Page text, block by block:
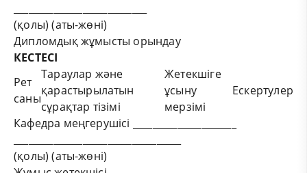
(қолы) (аты-жөні)
Дипломдық жұмысты орындау
КЕСТЕСІ
Рет
саны
Тараулар және
қарастырылатын
сұрақтар тізімі
Жетекшіге
ұсыну
мерзімі
Ескертулер
Кафедра меңгерушісі _____________________
(қолы) (аты-жөні)